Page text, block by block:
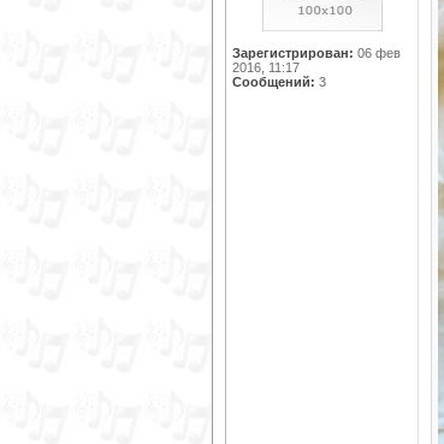
Зарегистрирован: 06 фев
2016, 11:17
Сообщений: 3